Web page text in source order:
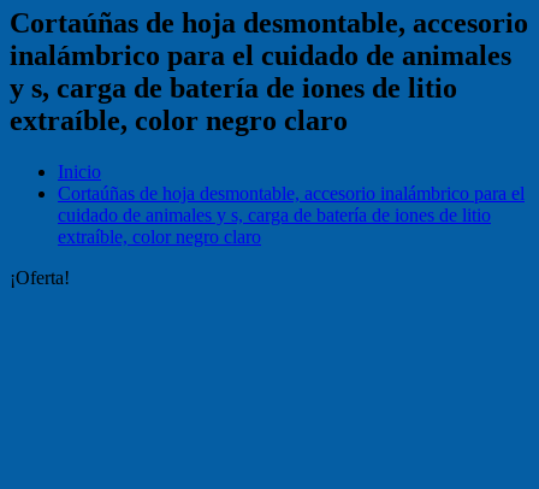
Cortaúñas de hoja desmontable, accesorio
inalámbrico para el cuidado de animales
y s, carga de batería de iones de litio
extraíble, color negro claro
Inicio
Cortaúñas de hoja desmontable, accesorio inalámbrico para el
cuidado de animales y s, carga de batería de iones de litio
extraíble, color negro claro
¡Oferta!